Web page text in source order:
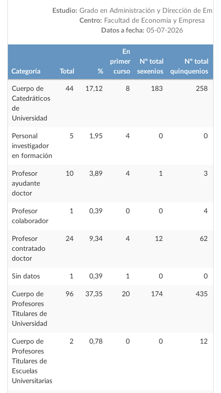
Estudio: Grado en Administración y Dirección de
Centro: Facultad de Economía y Empresa
Datos a fecha: 05-07-2026
Categoría Total %
En
primer
curso
Nº total
sexenios
Nº total
quinquenios
Cuerpo de
Catedráticos
de
Universidad
44 17,12 8 183 258
Personal
investigador
en formación
5 1,95 4 0 0
Profesor
ayudante
doctor
10 3,89 4 1 3
Profesor
colaborador
1 0,39 0 0 4
Profesor
contratado
doctor
24 9,34 4 12 62
Sin datos 1 0,39 1 0 0
Cuerpo de
Profesores
Titulares de
Universidad
96 37,35 20 174 435
Cuerpo de
Profesores
Titulares de
Escuelas
Universitarias
2 0,78 0 0 12